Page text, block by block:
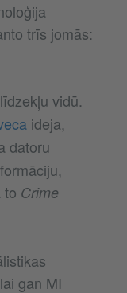
trīs jomās:
vidū.
ideja,
datoru
to Crime
gan MI